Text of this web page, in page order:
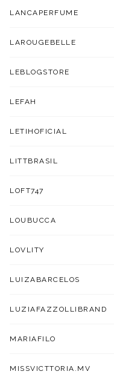
LANCAPERFUME
LAROUGEBELLE
LEBLOGSTORE
LEFAH
LETIHOFICIAL
LITTBRASIL
LOFT747
LOUBUCCA
LOVLITY
LUIZABARCELOS
LUZIAFAZZOLLIBRAND
MARIAFILO
MISSVICTTORIA.MV